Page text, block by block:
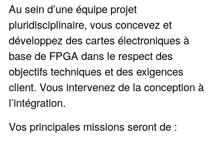
Au sein d’une équipe projet
pluridisciplinaire, vous concevez et
développez des cartes électroniques à
base de FPGA dans le respect des
objectifs techniques et des exigences
client. Vous intervenez de la conception à
l’intégration.
Vos principales missions seront de :